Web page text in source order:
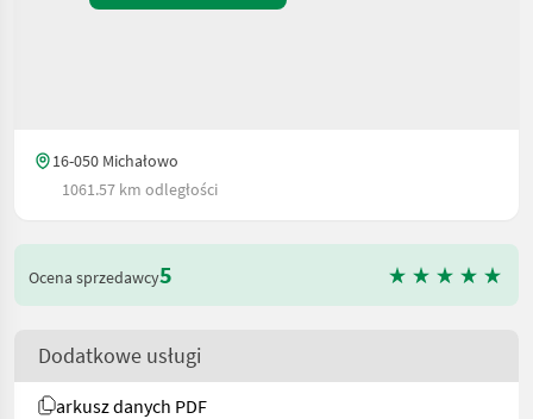
16-050 Michałowo
1061.57 km odległości
Ocena sprzedawcy5
Dodatkowe usługi
arkusz danych PDF